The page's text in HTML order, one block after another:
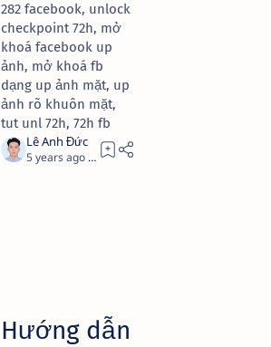
282 facebook, unlock
checkpoint 72h, mở
khoá facebook up
ảnh, mở khoá fb
dạng up ảnh mặt, up
ảnh rõ khuôn mặt,
tut unl 72h, 72h fb
5 years ago 4
Hướng dẫn